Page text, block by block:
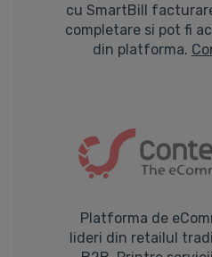
cu SmartBill
completare si pot fi
din platforma.
Platforma de
lideri din retailul